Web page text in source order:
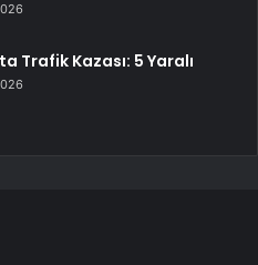
Trafik Kazası: 5 Yaralı